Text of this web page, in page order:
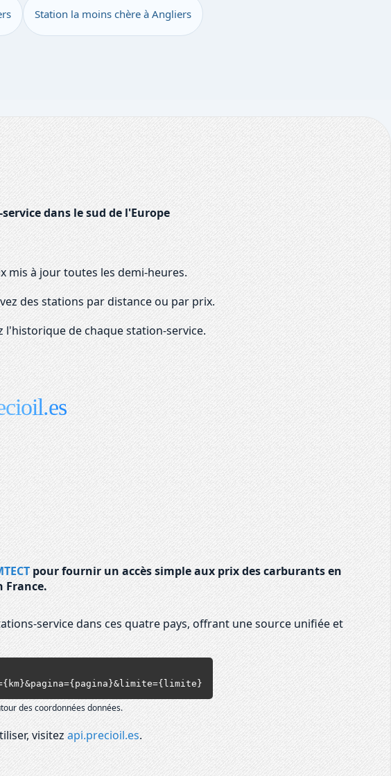
Station la moins chère à Angliers
dans le sud de l'Europe
mis à jour toutes les demi-heures.
des stations par distance ou par prix.
l'historique de chaque station-service.
pour fournir un accès simple aux prix des carburants en
France.
service dans ces quatre pays, offrant une source unifiée et
des coordonnées données.
visitez api.precioil.es.